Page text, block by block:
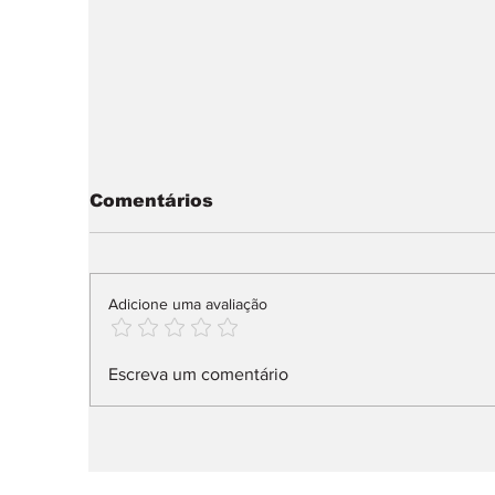
Audi Q9 SUV direto ao
Comentários
Adicione uma avaliação
Escreva um comentário